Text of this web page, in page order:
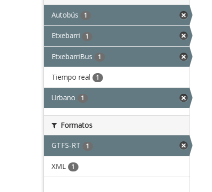
Autobús 1
Etxebarri 1
EtxebarriBus 1
Tiempo real 1
Urbano 1
Formatos
GTFS-RT 1
XML 1